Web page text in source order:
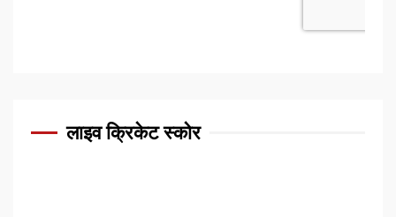
लाइव क्रिकेट स्कोर